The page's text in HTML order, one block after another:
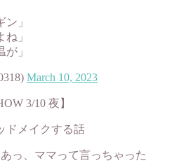
」
」
」
March 10, 2023
3/10 夜】
ドメイクする話
っ、ママって言っちゃった